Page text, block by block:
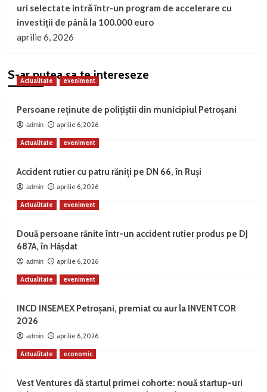
uri selectate intră într-un program de accelerare cu
investiții de până la 100.000 euro
aprilie 6, 2026
S-ar putea sa te intereseze
Actualitate eveniment
Persoane reținute de polițiștii din municipiul Petroșani
admin aprilie 6, 2026
Actualitate eveniment
Accident rutier cu patru răniți pe DN 66, în Ruși
admin aprilie 6, 2026
Actualitate eveniment
Două persoane rănite într-un accident rutier produs pe DJ
687A, în Hășdat
admin aprilie 6, 2026
Actualitate eveniment
INCD INSEMEX Petroșani, premiat cu aur la INVENTCOR
2026
admin aprilie 6, 2026
Actualitate economic
Vest Ventures dă startul primei cohorte: nouă startup-uri